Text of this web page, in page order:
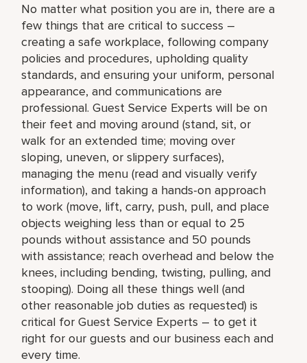
No matter what position you are in, there are a
few things that are critical to success –
creating a safe workplace, following company
policies and procedures, upholding quality
standards, and ensuring your uniform, personal
appearance, and communications are
professional. Guest Service Experts will be on
their feet and moving around (stand, sit, or
walk for an extended time; moving over
sloping, uneven, or slippery surfaces),
managing the menu (read and visually verify
information), and taking a hands-on approach
to work (move, lift, carry, push, pull, and place
objects weighing less than or equal to 25
pounds without assistance and 50 pounds
with assistance; reach overhead and below the
knees, including bending, twisting, pulling, and
stooping). Doing all these things well (and
other reasonable job duties as requested) is
critical for Guest Service Experts – to get it
right for our guests and our business each and
every time.